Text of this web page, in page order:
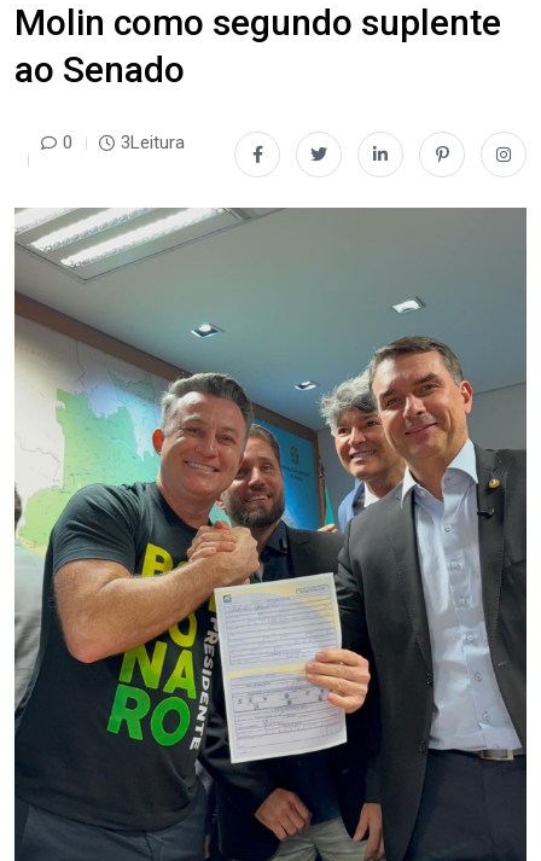
Molin como segundo suplente
ao Senado
0 3Leitura